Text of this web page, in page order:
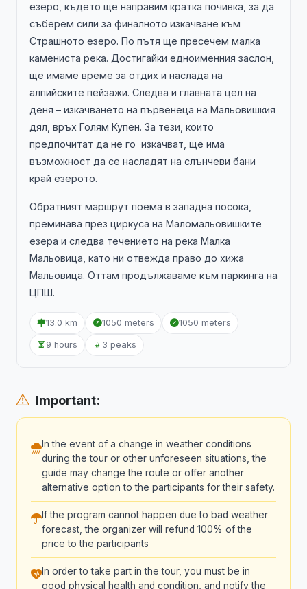
езеро, където ще направим кратка почивка, за да
съберем сили за финалното изкачване към
Страшното езеро. По пътя ще пресечем малка
камениста река. Достигайки едноименния заслон,
ще имаме време за отдих и наслада на
алпийските пейзажи. Следва и главната цел на
деня – изкачването на първенеца на Мальовишкия
дял, връх Голям Купен. За тези, които
предпочитат да не го изкачват, ще има
възможност да се насладят на слънчеви бани
край езерото.
Обратният маршрут поема в западна посока,
преминава през циркуса на Маломальовишките
езера и следва течението на река Малка
Мальовица, като ни отвежда право до хижа
Мальовица. Оттам продължаваме към паркинга на
ЦПШ.
13.0 km 1050 meters 1050 meters
9 hours 3 peaks
Important:
In the event of a change in weather conditions
during the tour or other unforeseen situations, the
guide may change the route or offer another
alternative option to the participants for their safety.
If the program cannot happen due to bad weather
forecast, the organizer will refund 100% of the
price to the participants
In order to take part in the tour, you must be in
good physical health and condition, and notify the